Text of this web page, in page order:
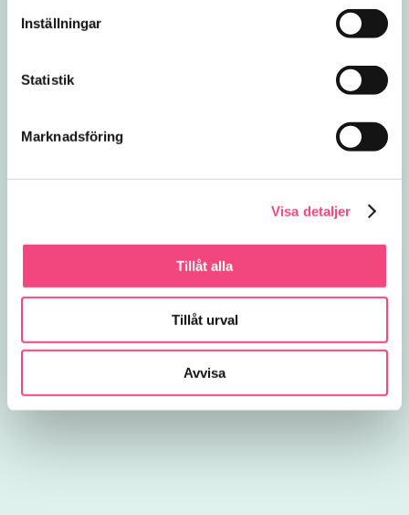
Inställningar
Statistik
Marknadsföring
Visa detaljer
Tillåt alla
Tillåt urval
Avvisa